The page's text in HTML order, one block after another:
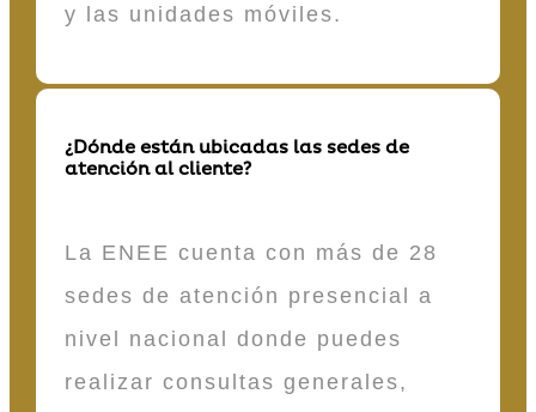
y las unidades móviles.
¿Dónde están ubicadas las sedes de
atención al cliente?
La ENEE cuenta con más de 28
sedes de atención presencial a
nivel nacional donde puedes
realizar consultas generales,